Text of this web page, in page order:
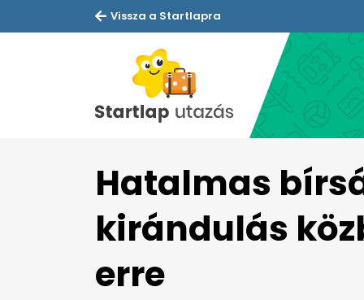
Vissza a Startlapra
Hatalmas
kirándulás
erre